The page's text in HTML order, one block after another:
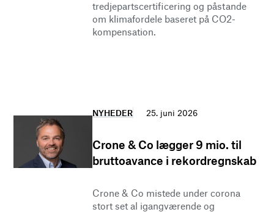
tredjepartscertificering og påstande
om klimafordele baseret på CO2-
kompensation.
NYHEDER 25. juni 2026
Crone & Co lægger 9 mio. til
bruttoavance i rekordregnskab
Crone & Co mistede under corona
stort set al igangværende og